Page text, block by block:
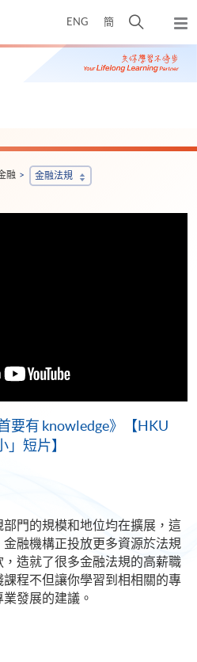
ENG 簡
開
搜
尋
彈
出
主
融 金融法規
要有 knowledge》【HKU
短片】
門的規模和地位均在擴展，這
融機構正投放更多資源於法規
造就了很多金融法規的高薪職
程不但讓你學習到相相關的專
發展的建議。